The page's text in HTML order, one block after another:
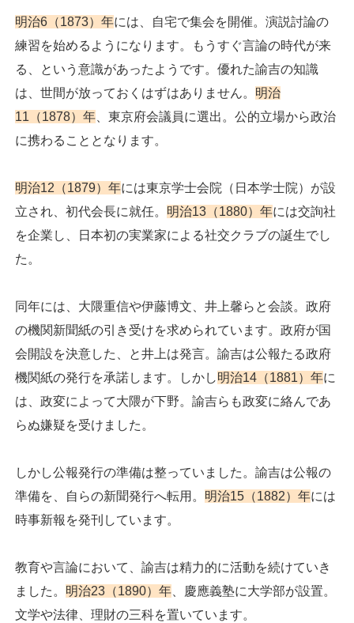
明治6（1873）年には、自宅で集会を開催。演説討論の
練習を始めるようになります。もうすぐ言論の時代が来
る、という意識があったようです。優れた諭吉の知識
は、世間が放っておくはずはありません。 明治
11（1878）年、東京府会議員に選出。公的立場から政治
に携わることとなります。
明治12（1879）年には東京学士会院（日本学士院）が設
立され、初代会長に就任。 明治13（1880）年には交詢社
を企業し、日本初の実業家による社交クラブの誕生でし
た。
同年には、大隈重信や伊藤博文、井上馨らと会談。政府
の機関新聞紙の引き受けを求められています。政府が国
会開設を決意した、と井上は発言。諭吉は公報たる政府
機関紙の発行を承諾します。しかし明治14（1881）年に
は、政変によって大隈が下野。諭吉らも政変に絡んであ
らぬ嫌疑を受けました。
しかし公報発行の準備は整っていました。諭吉は公報の
準備を、自らの新聞発行へ転用。 明治15（1882）年には
時事新報を発刊しています。
教育や言論において、諭吉は精力的に活動を続けていき
ました。 明治23（1890）年、慶應義塾に大学部が設置。
文学や法律、理財の三科を置いています。